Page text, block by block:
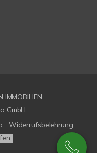
IMMOBILIEN
GmbH
Widerrufsbelehrung